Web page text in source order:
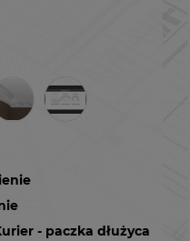
- paczka dłużyca